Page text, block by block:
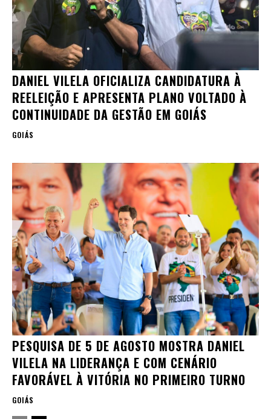
DANIEL VILELA OFICIALIZA CANDIDATURA À
REELEIÇÃO E APRESENTA PLANO VOLTADO À
CONTINUIDADE DA GESTÃO EM GOIÁS
GOIÁS
PESQUISA DE 5 DE AGOSTO MOSTRA DANIEL
VILELA NA LIDERANÇA E COM CENÁRIO
FAVORÁVEL À VITÓRIA NO PRIMEIRO TURNO
GOIÁS